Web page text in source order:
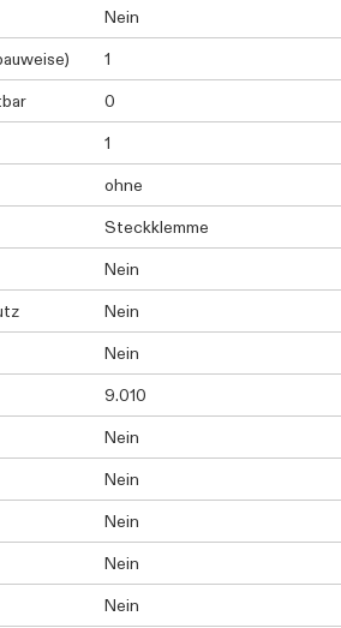
Nein
1
0
1
ohne
Steckklemme
Nein
Nein
Nein
9.010
Nein
Nein
Nein
Nein
Nein